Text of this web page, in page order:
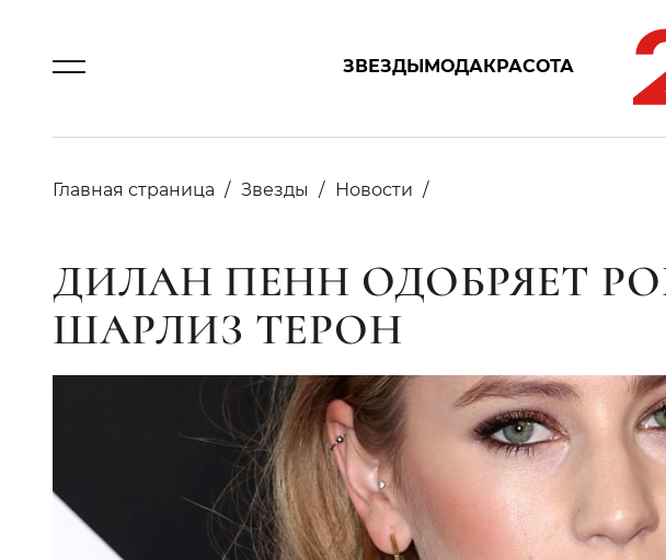
ЗВЕЗДЫМОДАКРАСОТА
Главная страница Звезды Новости
ДИЛАН ПЕНН ОДОБРЯЕТ
ШАРЛИЗ ТЕРОН